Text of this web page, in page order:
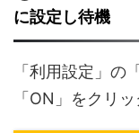
に設定し待機
「利用設定」の
「ON」をクリッ